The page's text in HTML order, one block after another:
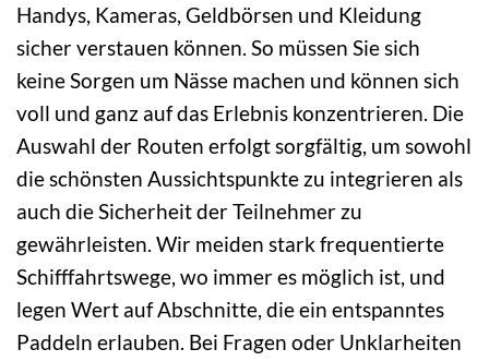
Handys, Kameras, Geldbörsen und Kleidung
sicher verstauen können. So müssen Sie sich
keine Sorgen um Nässe machen und können sich
voll und ganz auf das Erlebnis konzentrieren. Die
Auswahl der Routen erfolgt sorgfältig, um sowohl
die schönsten Aussichtspunkte zu integrieren als
auch die Sicherheit der Teilnehmer zu
gewährleisten. Wir meiden stark frequentierte
Schifffahrtswege, wo immer es möglich ist, und
legen Wert auf Abschnitte, die ein entspanntes
Paddeln erlauben. Bei Fragen oder Unklarheiten